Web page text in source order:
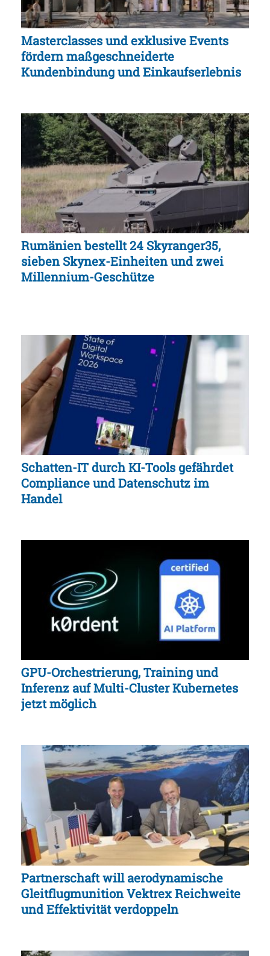
Masterclasses und exklusive Events
fördern maßgeschneiderte
Kundenbindung und Einkaufserlebnis
Rumänien bestellt 24 Skyranger35,
sieben Skynex-Einheiten und zwei
Millennium-Geschütze
Schatten-IT durch KI-Tools gefährdet
Compliance und Datenschutz im
Handel
GPU-Orchestrierung, Training und
Inferenz auf Multi-Cluster Kubernetes
jetzt möglich
Partnerschaft will aerodynamische
Gleitflugmunition Vektrex Reichweite
und Effektivität verdoppeln